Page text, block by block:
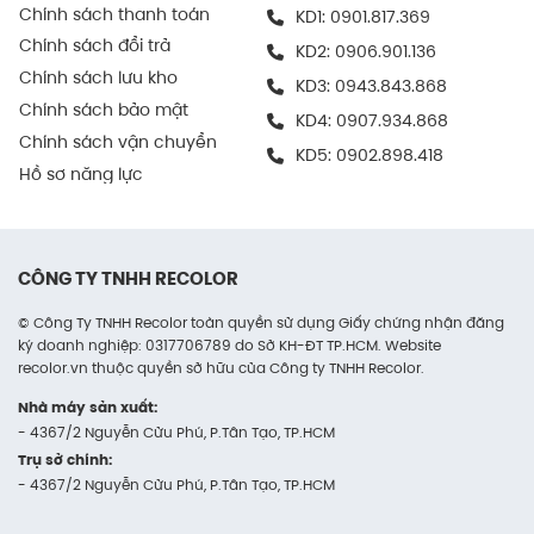
ra nhanh chóng, chính xác.
Trong ngành điện tử
Được nhiều doanh nghiệp sử dụng để chứa và
vận chuyển thiết bị điện tử, phụ kiện máy tính,
linh kiện kỹ thuật số…
Thùng giữ cho sản phẩm an toàn trong cả vận
chuyển nội bộ lẫn giao hàng cuối cùng.
Trong kinh doanh online
Thùng carton là lựa chọn lý tưởng cho các
shop online chuyên xử lý đơn hàng lớn hoặc
các đơn hàng combo.
Chính sách thanh toán
Chính sách đổi trả
Chính sách lưu kho
Chính sách bảo mật
Chính sách vận chuyển
Hồ sơ năng lực
KD1: 0901.817.369
KD2: 0906.901.136
KD3: 0943.843.868
KD4: 0907.934.868
KD5: 0902.898.418
CÔNG TY TNHH RECOLOR
© Công Ty TNHH Recolor toàn quyền sử dụng Giấy chứng nhận đăng
ký doanh nghiệp: 0317706789 do Sở KH-ĐT TP.HCM. Website
recolor.vn thuộc quyền sở hữu của Công ty TNHH Recolor.
Nhà máy sản xuất:
- 4367/2 Nguyễn Cửu Phú, P.Tân Tạo, TP.HCM
Trụ sở chính:
- 4367/2 Nguyễn Cửu Phú, P.Tân Tạo, TP.HCM